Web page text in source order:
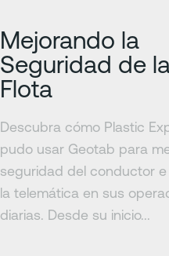
Mejorando la
Seguridad de
Flota
Descubra cómo Plastic
pudo usar Geotab para
seguridad del conductor
la telemática en sus
diarias. Desde su inicio...